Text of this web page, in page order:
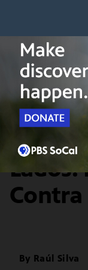
Watch
Artbound
La
Lados:
Contra
By Raúl Silva